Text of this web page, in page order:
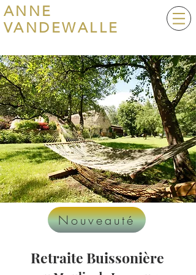
ANNE
VANDEWALLE
Retraite Buissonière
Nouveauté